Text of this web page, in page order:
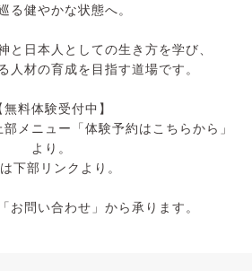
る健やかな状態へ。
と日本人としての生き方を学び、
人材の育成を目指す道場です。
無料体験受付中】
メニュー「体験予約はこちらから」
より。
下部リンクより。
お問い合わせ」から承ります。